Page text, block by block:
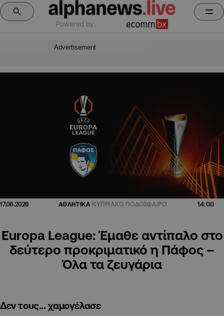
Powered by:
Advertisement
17.06.2026 ΑΘΛΗΤΙΚΑ ΚΥΠΡΙΑΚΟ ΠΟΔΟΣΦΑΙΡΟ 14:00
Europa League: Έμαθε αντίπαλο στο
δεύτερο προκριματικό η Πάφος –
Όλα τα ζευγάρια
Δεν τους... χαμογέλασε